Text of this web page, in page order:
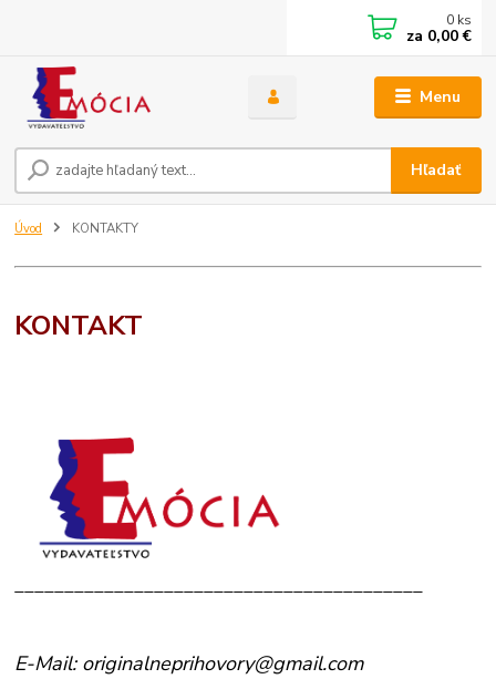
Menu
Hľadať
0 ks
za 0,00 €
Úvod KONTAKTY
KONTAKT
_________________________________________
E-Mail: originalneprihovory@gmail.com